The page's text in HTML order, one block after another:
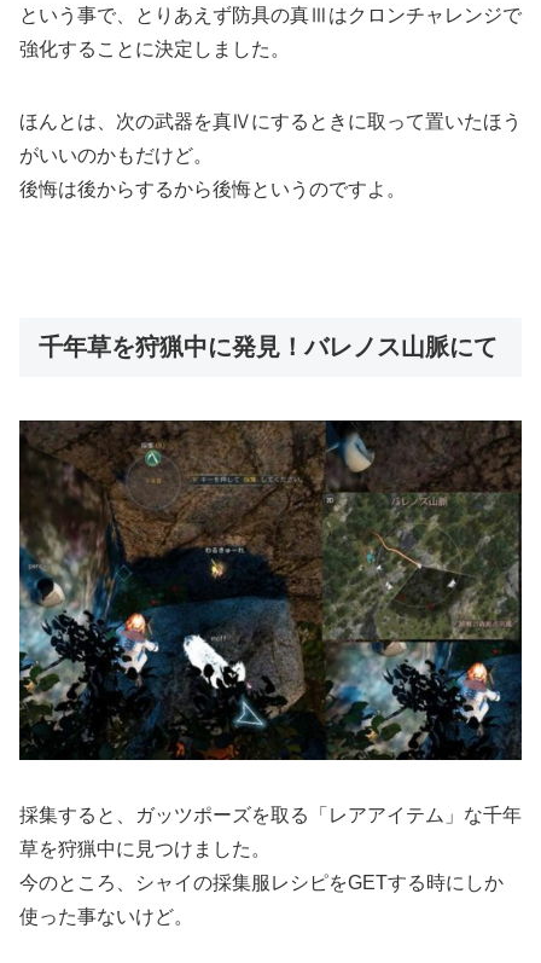
という事で、とりあえず防具の真Ⅲはクロンチャレンジで
強化することに決定しました。
ほんとは、次の武器を真Ⅳにするときに取って置いたほう
がいいのかもだけど。
後悔は後からするから後悔というのですよ。
千年草を狩猟中に発見！バレノス山脈にて
採集すると、ガッツポーズを取る「レアアイテム」な千年
草を狩猟中に見つけました。
今のところ、シャイの採集服レシピをGETする時にしか
使った事ないけど。